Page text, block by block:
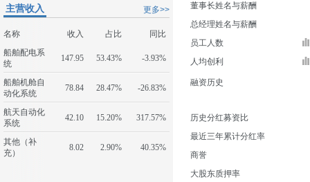
更多>>
主营收入
名称 收入 占比
同比
船舶配电系
统
147.95 53.43% -3.93%
船舶机舱自
动化系统
78.84 28.47% -26.83%
航天自动化
系统
42.10 15.20% 317.57%
其他（补
充）
8.02 2.90% 40.35%
董事长姓名与薪酬
总经理姓名与薪酬
员工人数
人均创利
融资历史
历史分红募资比
最近三年累计分红率
商誉
大股东质押率